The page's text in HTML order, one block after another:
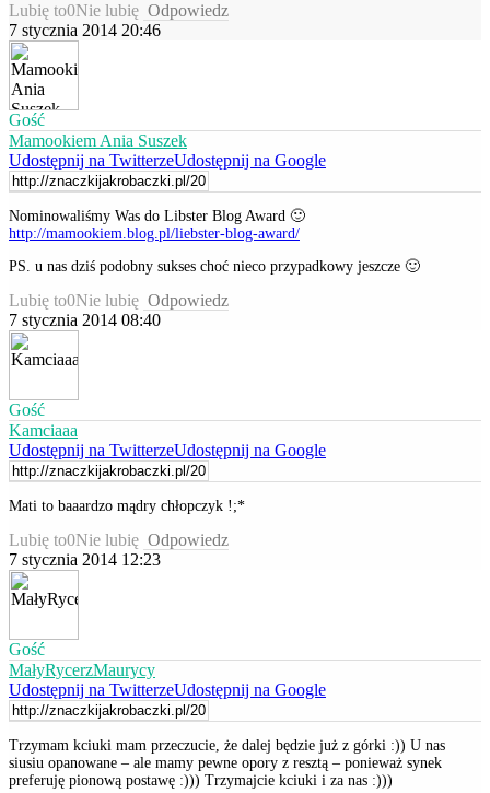
Lubię to0Nie lubię Odpowiedz
7 stycznia 2014 20:46
Gość
Mamookiem Ania Suszek
Udostępnij na TwitterzeUdostępnij na Google
Nominowaliśmy Was do Libster Blog Award 🙂
http://mamookiem.blog.pl/liebster-blog-award/
PS. u nas dziś podobny sukses choć nieco przypadkowy jeszcze 🙂
Lubię to0Nie lubię Odpowiedz
7 stycznia 2014 08:40
Gość
Kamciaaa
Udostępnij na TwitterzeUdostępnij na Google
Mati to baaardzo mądry chłopczyk !;*
Lubię to0Nie lubię Odpowiedz
7 stycznia 2014 12:23
Gość
MałyRycerzMaurycy
Udostępnij na TwitterzeUdostępnij na Google
Trzymam kciuki mam przeczucie, że dalej będzie już z górki :)) U nas
siusiu opanowane – ale mamy pewne opory z resztą – ponieważ synek
preferuję pionową postawę :))) Trzymajcie kciuki i za nas :)))